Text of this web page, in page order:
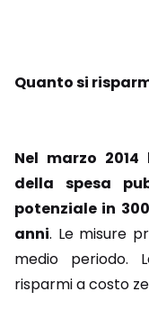
Quanto si
Nel marzo
della spesa
potenziale in
anni. Le misure
medio periodo.
risparmi a costo